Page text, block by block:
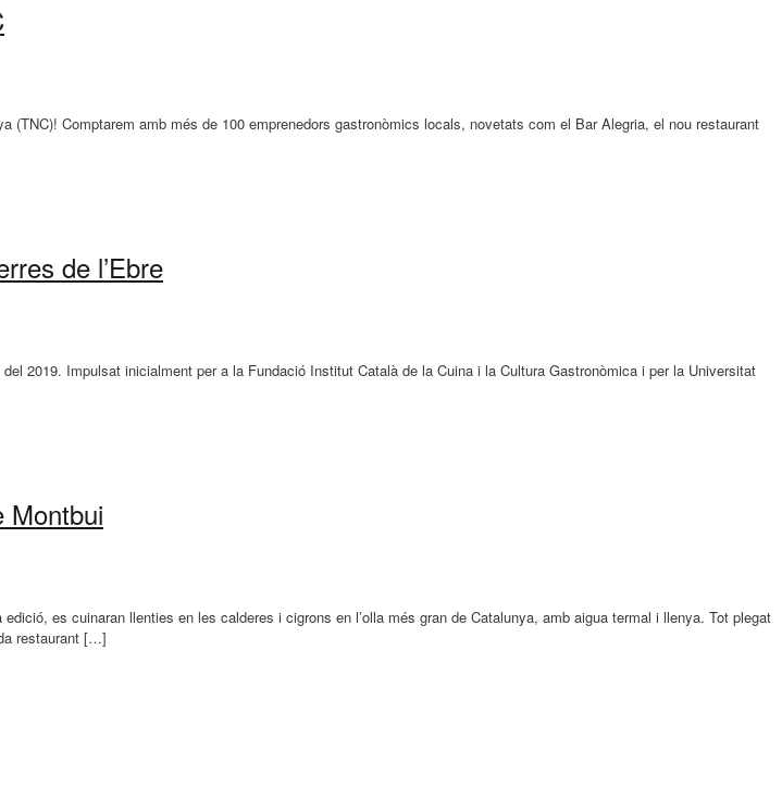
(TNC)! Comptarem amb més de 100 emprenedors gastronòmics locals, novetats com el Bar Alegria, el nou restaurant
de l’Ebre
2019. Impulsat inicialment per a la Fundació Institut Català de la Cuina i la Cultura Gastronòmica i per la Universitat
Montbui
es cuinaran llenties en les calderes i cigrons en l’olla més gran de Catalunya, amb aigua termal i llenya. Tot plegat
restaurant […]